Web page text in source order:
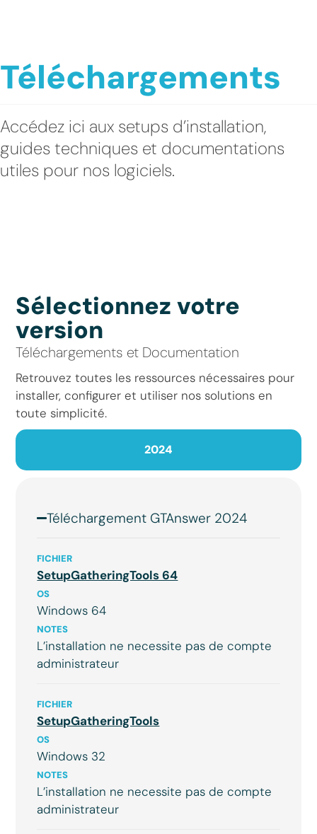
Téléchargements
Accédez ici aux setups d’installation,
guides techniques et documentations
utiles pour nos logiciels.
Sélectionnez votre
version
Téléchargements et Documentation
Retrouvez toutes les ressources nécessaires pour
installer, configurer et utiliser nos solutions en
toute simplicité.
2024
Téléchargement GTAnswer 2024
FICHIER
SetupGatheringTools 64
OS
Windows 64
NOTES
L’installation ne necessite pas de compte
administrateur
FICHIER
SetupGatheringTools
OS
Windows 32
NOTES
L’installation ne necessite pas de compte
administrateur